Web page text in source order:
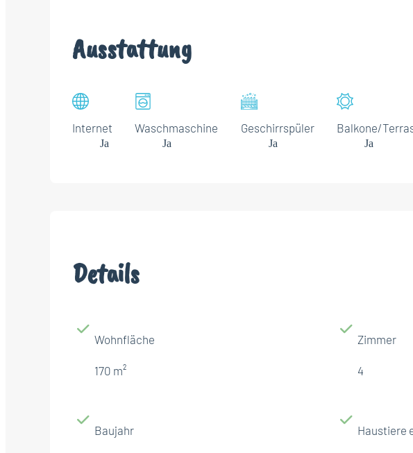
Ausstattung
Internet
Ja
Waschmaschine
Ja
Geschirrspüler
Ja
Balkone/
Ja
Details
Wohnfläche
170 m²
Zimmer
4
Baujahr Haustiere